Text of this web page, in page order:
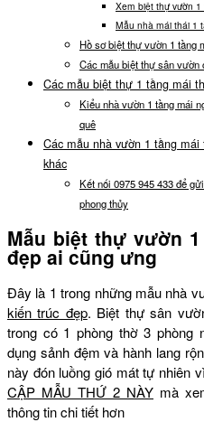
Xem biệt thự vườn
Mẫu nhà mái thái 1
Hồ sơ biệt thự vườn 1 tầng
Các mẫu biệt thự sân vườn
Các mẫu biệt thự 1 tầng mái
Kiểu nhà vườn 1 tầng mái
quê
Các mẫu nhà vườn 1 tầng
khác
Kết nối 0975 945 433 để
phong thủy
Mẫu biệt thự vườn
đẹp ai cũng ưng
Đây là 1 trong những mẫu nhà
kiến trúc đẹp. Biệt thự sân
trong có 1 phòng thờ 3 phòng
dụng sảnh đệm và hành lang
này đón luồng gió mát tự nhiên
CẬP MẪU THỨ 2 NÀY mà
thông tin chi tiết hơn